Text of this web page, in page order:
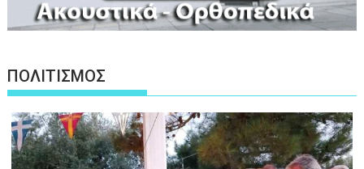
ΠΟΛΙΤΙΣΜΟΣ